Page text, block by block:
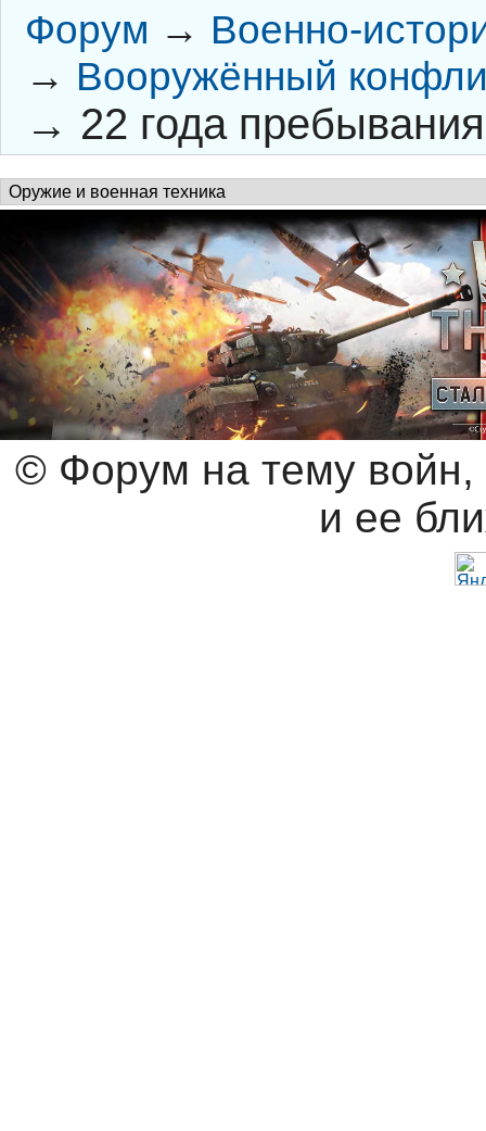
Форум → Военно-
→ Вооружённый
→ 22 года
© Форум на тему войн,
и ее